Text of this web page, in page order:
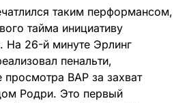
таким перформансом,
тайма инициативу
На 26-й минуте Эрлинг
пенальти,
просмотра ВАР за захват
Родри. Это первый